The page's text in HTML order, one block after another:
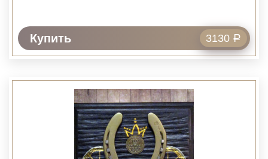
Купить 3130 Р